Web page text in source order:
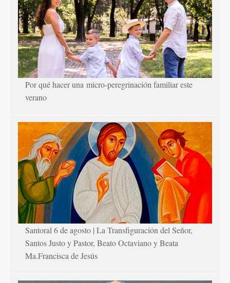
Por qué hacer una micro-peregrinación familiar este
verano
Santoral 6 de agosto | La Transfiguración del Señor,
Santos Justo y Pastor, Beato Octaviano y Beata
Ma.Francisca de Jesús